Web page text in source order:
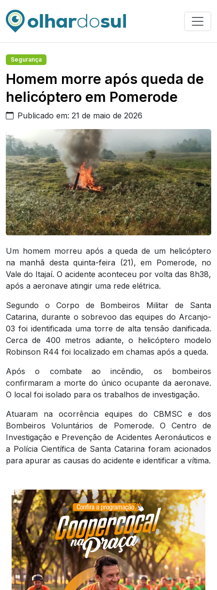
Segurança
Homem morre após queda de
helicóptero em Pomerode
Publicado em: 21 de maio de 2026
Um homem morreu após a queda de um helicóptero
na manhã desta quinta-feira (21), em Pomerode, no
Vale do Itajaí. O acidente aconteceu por volta das 8h38,
após a aeronave atingir uma rede elétrica.
Segundo o Corpo de Bombeiros Militar de Santa
Catarina, durante o sobrevoo das equipes do Arcanjo-
03 foi identificada uma torre de alta tensão danificada.
Cerca de 400 metros adiante, o helicóptero modelo
Robinson R44 foi localizado em chamas após a queda.
Após o combate ao incêndio, os bombeiros
confirmaram a morte do único ocupante da aeronave.
O local foi isolado para os trabalhos de investigação.
Atuaram na ocorrência equipes do CBMSC e dos
Bombeiros Voluntários de Pomerode. O Centro de
Investigação e Prevenção de Acidentes Aeronáuticos e
a Polícia Científica de Santa Catarina foram acionados
para apurar as causas do acidente e identificar a vítima.